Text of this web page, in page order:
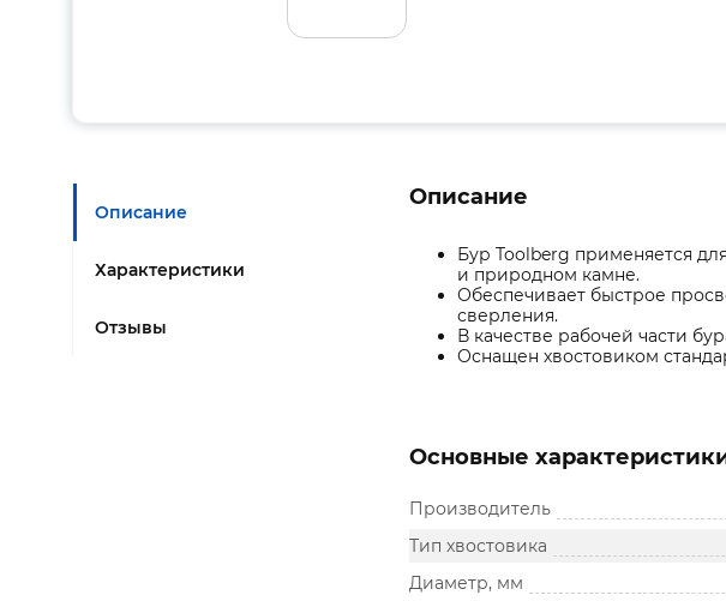
Описание
Характеристики
Отзывы
Описание
Бур Toolberg применяется
и природном камне.
Обеспечивает быстрое
сверления.
В качестве рабочей части
Оснащен хвостовиком
Основные
Производитель
Тип хвостовика
Диаметр, мм